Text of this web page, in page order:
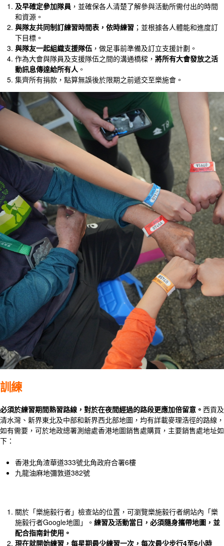
及早確定參加隊員 ，並確保各人清楚了解參與活動所需付出的時間
和資源。
與隊友共同制訂練習時間表，依時練習 ；並根據各人體能和進度訂
下目標。
與隊友一起組織支援隊伍 ，做足事前準備及訂立支援計劃。
作為大會與隊員及支援隊伍之間的溝通橋樑， 將所有大會發放之活
動訊息傳達給所有人 。
集齊所有捐款，點算無誤後於限期之前遞交至樂施會。
訓練
必須於練習期間熟習路線，對於在夜間經過的路段更應加倍留意。 西貢及
清水灣、新界東北及中部和新界西北部地圖，均有詳載麥理浩徑的路線，
如有需要，可於地政總署測繪處香港地圖銷售處購買，主要銷售處地址如
下：
香港北角渣華道333號北角政府合署6樓
九龍油麻地彌敦道382號
關於「樂施毅行者」檢查站的位置，可瀏覽樂施毅行者網站內「樂
施毅行者Google地圖」。 練習及活動當日，必須隨身攜帶地圖，並
配合指南針使用。
現在就開始練習，每星期最少練習一次，每次最少步行4至6小時